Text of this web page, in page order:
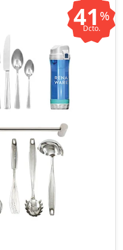
41 %
Dcto.